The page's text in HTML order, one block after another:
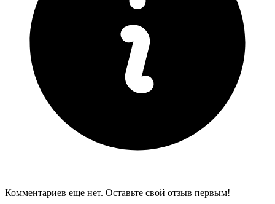
Комментариев еще нет. Оставьте свой отзыв первым!